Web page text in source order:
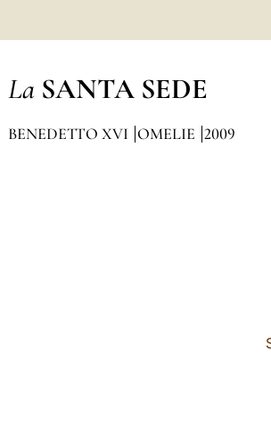
La SANTA SEDE
BENEDETTO XVI OMELIE 2009